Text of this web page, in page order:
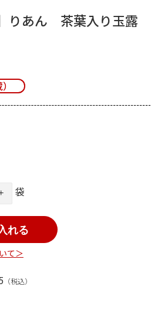
りあん 茶葉入り玉露
袋
て＞
（税込）